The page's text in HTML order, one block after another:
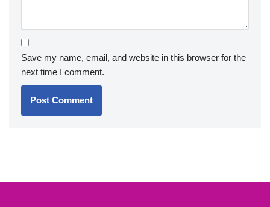
Save my name, email, and website in this browser for the
next time I comment.